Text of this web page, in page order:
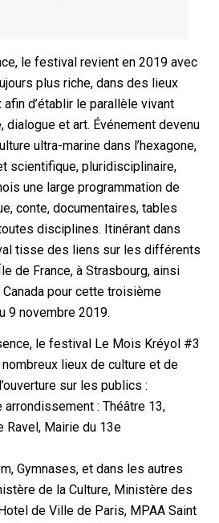
le festival revient en 2019 avec
plus riche, dans des lieux
d’établir le parallèle vivant
dialogue et art. Événement devenu
ultra-marine dans l’hexagone,
scientifique, pluridisciplinaire,
une large programmation de
conte, documentaires, tables
disciplines. Itinérant dans
tisse des liens sur les différents
de France, à Strasbourg, ainsi
Canada pour cette troisième
9 novembre 2019.
le festival Le Mois Kréyol #3
lieux de culture et de
sur les publics :
: Théâtre 13,
Ravel, Mairie du 13e
Gymnases, et dans les autres
de la Culture, Ministère des
de Ville de Paris, MPAA Saint